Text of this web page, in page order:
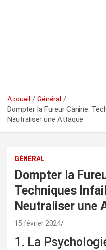
Accueil
Général
Dompter la Fureur Canine:
Neutraliser une Attaque
GÉNÉRAL
Dompter la
Techniques
Neutraliser une
15 février 2024
1. La